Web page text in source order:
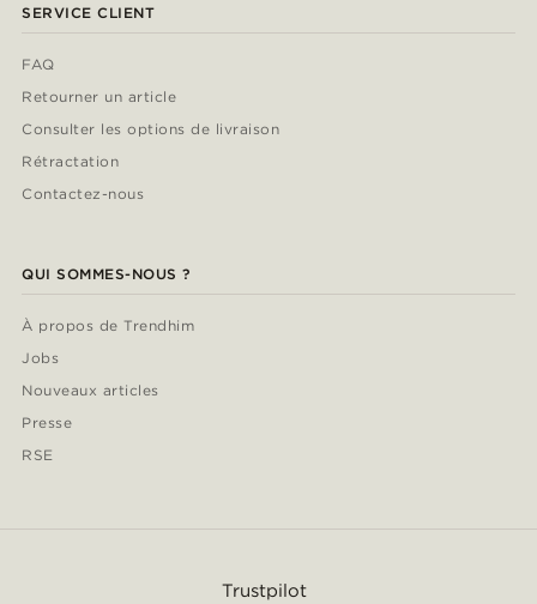
SERVICE CLIENT
FAQ
Retourner un article
Consulter les options de livraison
Rétractation
Contactez-nous
QUI SOMMES-NOUS ?
À propos de Trendhim
Jobs
Nouveaux articles
Presse
RSE
Trustpilot